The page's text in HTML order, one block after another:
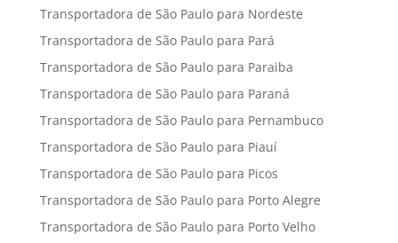
Transportadora de São Paulo para Nordeste
Transportadora de São Paulo para Pará
Transportadora de São Paulo para Paraiba
Transportadora de São Paulo para Paraná
Transportadora de São Paulo para Pernambuco
Transportadora de São Paulo para Piauí
Transportadora de São Paulo para Picos
Transportadora de São Paulo para Porto Alegre
Transportadora de São Paulo para Porto Velho